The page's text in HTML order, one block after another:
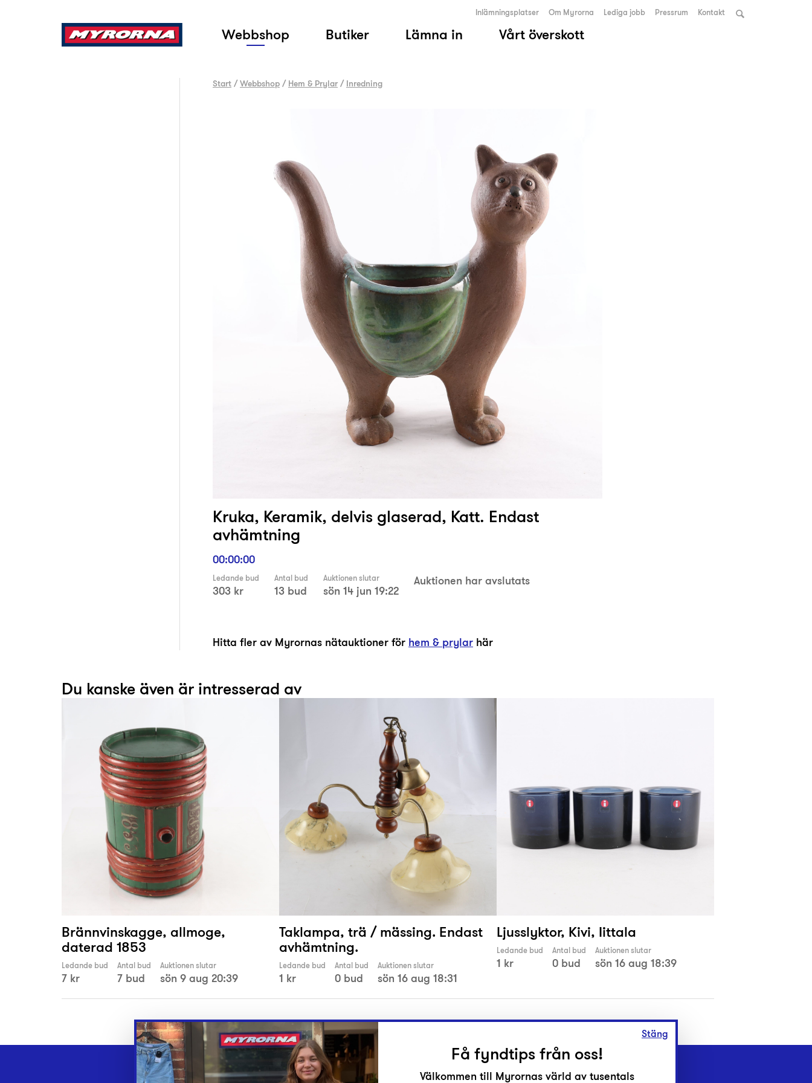
Webbshop Butiker Lämna in Vårt överskott
Inlämningsplatser Om Myrorna Lediga jobb Pressrum Kontakt
Start /Webbshop / Hem & Prylar / Inredning
Kruka, Keramik, delvis glaserad, Katt. Endast
avhämtning
00:00:00
Ledande bud
303 kr
Antal bud
13 bud
Auktionen slutar
sön 14 jun 19:22
Auktionen har avslutats
Hitta fler av Myrornas nätauktioner för hem & prylar här
Du kanske även är intresserad av
Brännvinskagge, allmoge,
daterad 1853
Ledande bud
7 kr
Antal bud
7 bud
Auktionen slutar
sön 9 aug 20:39
Taklampa, trä / mässing. Endast
avhämtning.
Ledande bud
1 kr
Antal bud
0 bud
Auktionen slutar
sön 16 aug 18:31
Ljusslyktor, Kivi, Iittala
Ledande bud
1 kr
Antal bud
0 bud
Auktionen slutar
sön 16 aug 18:39
Stäng
Få fyndtips från oss!
Välkommen till Myrornas värld av tusentals